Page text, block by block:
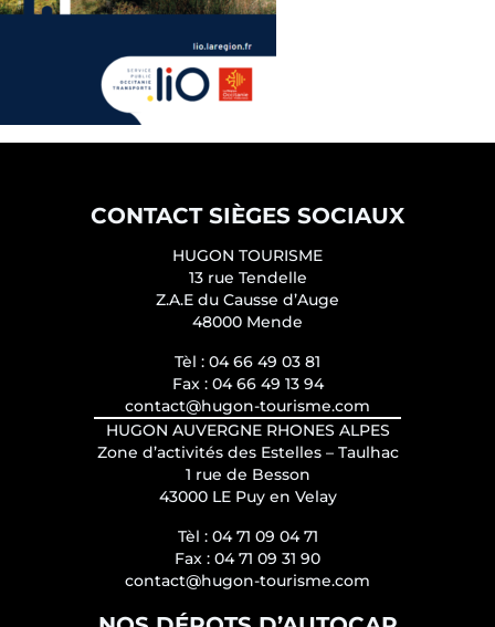
CONTACT SIÈGES SOCIAUX
HUGON TOURISME
13 rue Tendelle
Z.A.E du Causse d’Auge
48000 Mende
Tèl : 04 66 49 03 81
Fax : 04 66 49 13 94
contact@hugon-tourisme.com
HUGON AUVERGNE RHONES ALPES
Zone d’activités des Estelles – Taulhac
1 rue de Besson
43000 LE Puy en Velay
Tèl : 04 71 09 04 71
Fax : 04 71 09 31 90
contact@hugon-tourisme.com